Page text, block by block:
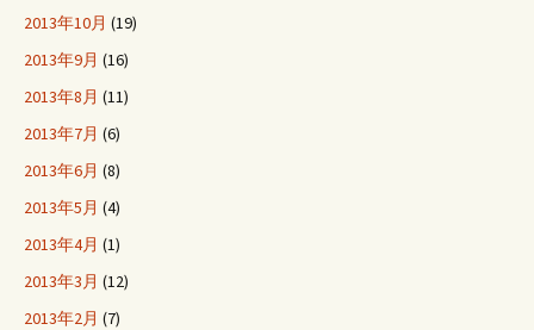
2013年10月 (19)
2013年9月 (16)
2013年8月 (11)
2013年7月 (6)
2013年6月 (8)
2013年5月 (4)
2013年4月 (1)
2013年3月 (12)
2013年2月 (7)